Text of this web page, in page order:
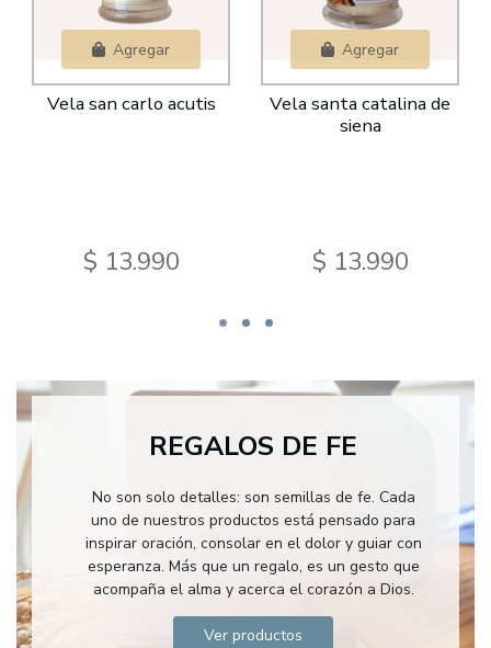
Agregar
Vela san carlo acutis
$ 13.990
Agregar
Vela santa catalina de
siena
$ 13.990
REGALOS DE FE
No son solo detalles: son semillas de fe. Cada
uno de nuestros productos está pensado para
inspirar oración, consolar en el dolor y guiar con
esperanza. Más que un regalo, es un gesto que
acompaña el alma y acerca el corazón a Dios.
Ver productos